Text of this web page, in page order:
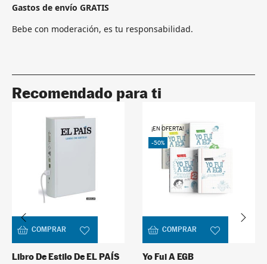
Gastos de envío GRATIS
Bebe con moderación, es tu responsabilidad.
Recomendado para ti
COMPRAR
Libro De Estilo De EL PAÍS
¡EN OFERTA!
-50%
COMPRAR
Yo Fui A EGB